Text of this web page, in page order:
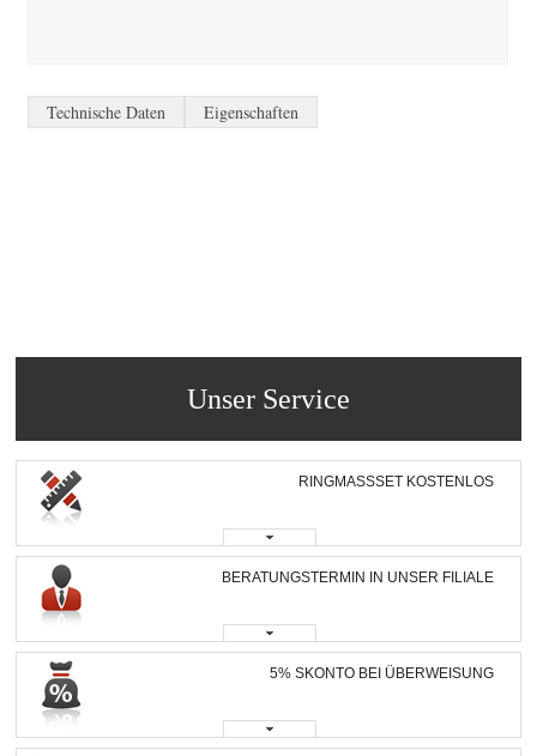
Technische Daten Eigenschaften
Unser Service
RINGMASSSET KOSTENLOS
BERATUNGSTERMIN IN UNSER FILIALE
5% SKONTO BEI ÜBERWEISUNG